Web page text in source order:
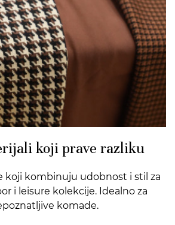
koji prave razliku
koji kombinuju udobnost i stil za
i leisure kolekcije. Idealno za
komade.